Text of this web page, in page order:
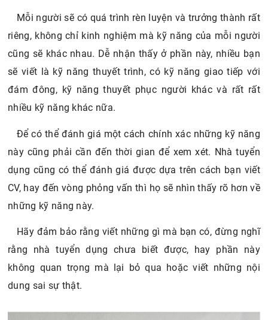
Mỗi người sẽ có quá trình rèn luyện và trưởng thành rất
riêng, không chỉ kinh nghiệm mà kỹ năng của mỗi người
cũng sẽ khác nhau. Dễ nhận thấy ở phần này, nhiều bạn
sẽ viết là kỹ năng thuyết trình, có kỹ năng giao tiếp với
đám đông, kỹ năng thuyết phục người khác và rất rất
nhiều kỹ năng khác nữa.
Để có thể đánh giá một cách chính xác những kỹ năng
này cũng phải cần đến thời gian để xem xét. Nhà tuyển
dụng cũng có thể đánh giá được dựa trên cách bạn viết
CV, hay đến vòng phỏng vấn thì họ sẽ nhìn thấy rõ hơn về
những kỹ năng này.
Hãy đảm bảo rằng viết những gì mà bạn có, đừng nghĩ
rằng nhà tuyển dụng chưa biết được, hay phần này
không quan trọng mà lại bỏ qua hoặc viết những nội
dung sai sự thật.